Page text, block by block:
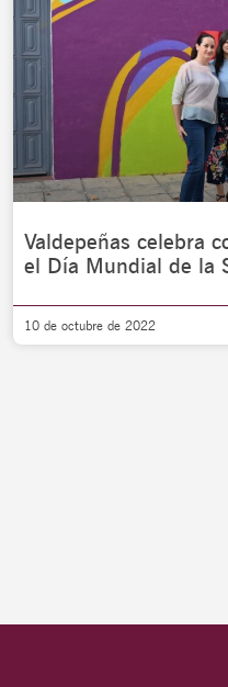
Valdepeñas celebra
el Día Mundial de la
10 de octubre de 2022